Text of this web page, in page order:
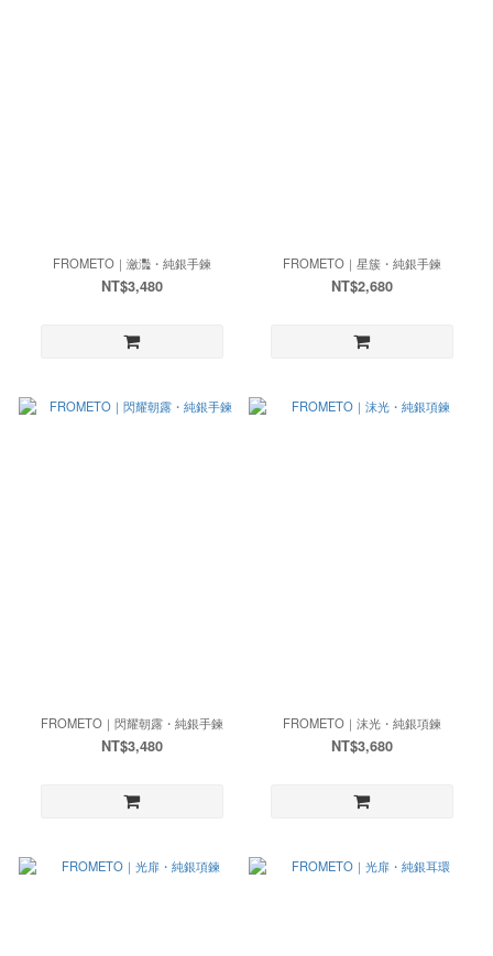
FROMETO｜瀲灩・純銀手鍊
NT$3,480
FROMETO｜星簇・純銀手鍊
NT$2,680
FROMETO｜閃耀朝露・純銀手鍊
NT$3,480
FROMETO｜沫光・純銀項鍊
NT$3,680